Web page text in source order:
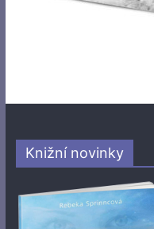
Knižní novinky